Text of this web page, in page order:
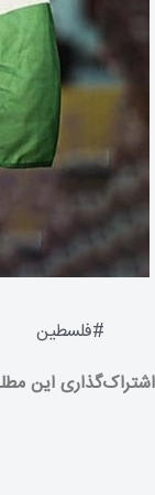
#فلسطین
اشتراک‌گذاری این